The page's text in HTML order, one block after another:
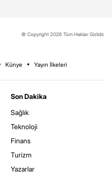
© Copyright 2026 Tüm Hakları Gizlidir.
Künye Yayın İlkeleri
Son Dakika
Sağlık
Teknoloji
Finans
Turizm
Yazarlar